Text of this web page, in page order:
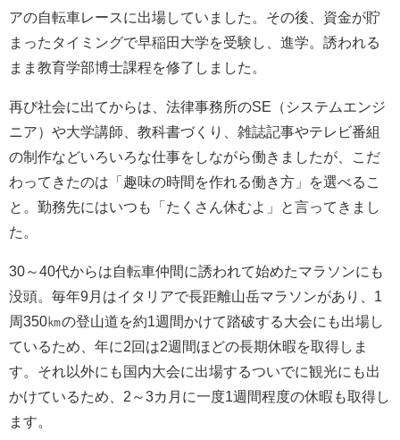
アの自転車レースに出場していました。その後、資金が貯
まったタイミングで早稲田大学を受験し、進学。誘われる
まま教育学部博士課程を修了しました。
再び社会に出てからは、法律事務所のSE（システムエンジ
ニア）や大学講師、教科書づくり、雑誌記事やテレビ番組
の制作などいろいろな仕事をしながら働きましたが、こだ
わってきたのは「趣味の時間を作れる働き方」を選べるこ
と。勤務先にはいつも「たくさん休むよ」と言ってきまし
た。
30～40代からは自転車仲間に誘われて始めたマラソンにも
没頭。毎年9月はイタリアで長距離山岳マラソンがあり、1
周350㎞の登山道を約1週間かけて踏破する大会にも出場し
ているため、年に2回は2週間ほどの長期休暇を取得しま
す。それ以外にも国内大会に出場するついでに観光にも出
かけているため、2～3カ月に一度1週間程度の休暇も取得し
ます。